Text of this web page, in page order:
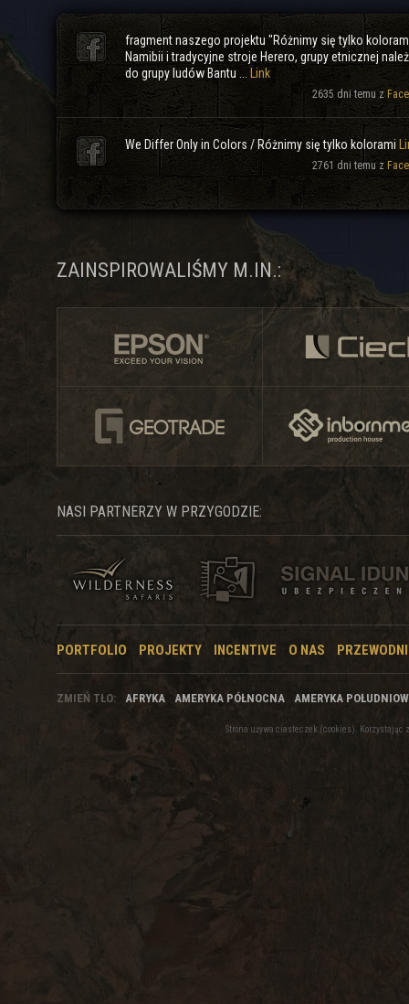
fragment naszego projektu "Różnimy się tylko
Namibii i tradycyjne stroje Herero, grupy etnicznej
do grupy ludów Bantu ...
Link
2635 dni temu z
We Differ Only in Colors / Różnimy się tylko kolorami
2761 dni temu z
ZAINSPIROWALIŚMY M.IN.:
NASI PARTNERZY W PRZYGODZIE:
PORTFOLIO PROJEKTY INCENTIVE O NAS
ZMIEŃ TŁO: AFRYKA AMERYKA PÓŁNOCNA AMERYKA
Strona używa ciasteczek (cookies).